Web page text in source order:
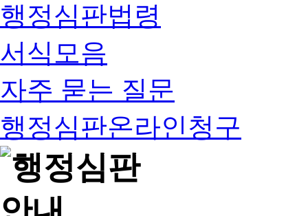
행정심판법령
서식모음
자주 묻는 질문
행정심판온라인청구